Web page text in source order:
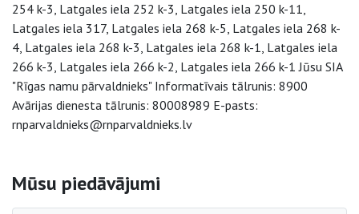
254 k-3, Latgales iela 252 k-3, Latgales iela 250 k-11,
Latgales iela 317, Latgales iela 268 k-5, Latgales iela 268 k-
4, Latgales iela 268 k-3, Latgales iela 268 k-1, Latgales iela
266 k-3, Latgales iela 266 k-2, Latgales iela 266 k-1 Jūsu SIA
"Rīgas namu pārvaldnieks" Informatīvais tālrunis: 8900
Avārijas dienesta tālrunis: 80008989 E-pasts:
rnparvaldnieks@rnparvaldnieks.lv
Sāna navigācija
Mūsu piedāvājumi